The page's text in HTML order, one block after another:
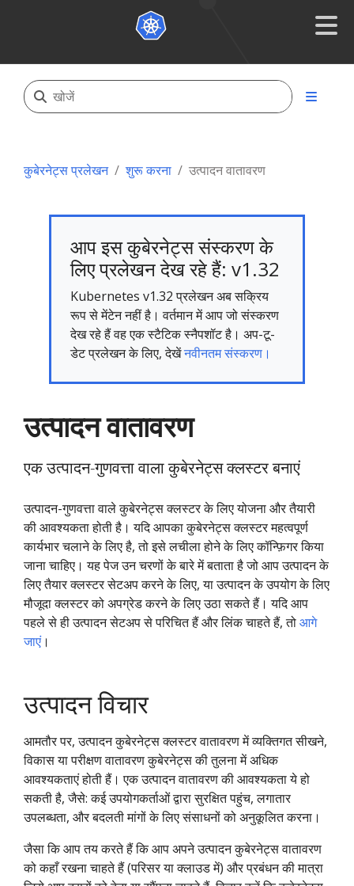
कुबेरनेट्स प्रलेखन शुरू करना उत्पादन वातावरण
आप इस कुबेरनेट्स संस्करण के
लिए प्रलेखन देख रहे हैं: v1.32
Kubernetes v1.32 प्रलेखन अब सक्रिय
रूप से मेंटेन नहीं है। वर्तमान में आप जो संस्करण
देख रहे हैं वह एक स्टैटिक स्नैपशॉट है। अप-टू-
डेट प्रलेखन के लिए, देखेंनवीनतम संस्करण।
उत्पादन वातावरण
एक उत्पादन-गुणवत्ता वाला कुबेरनेट्स क्लस्टर बनाएं
उत्पादन-गुणवत्ता वाले कुबेरनेट्स क्लस्टर के लिए योजना और तैयारी
की आवश्यकता होती है। यदि आपका कुबेरनेट्स क्लस्टर महत्वपूर्ण
कार्यभार चलाने के लिए है, तो इसे लचीला होने के लिए कॉन्फ़िगर किया
जाना चाहिए। यह पेज उन चरणों के बारे में बताता है जो आप उत्पादन के
लिए तैयार क्लस्टर सेटअप करने के लिए, या उत्पादन के उपयोग के लिए
मौजूदा क्लस्टर को अपग्रेड करने के लिए उठा सकते हैं। यदि आप
पहले से ही उत्पादन सेटअप से परिचित हैं और लिंक चाहते हैं, तोआगे
जाएं।
उत्पादन विचार
आमतौर पर, उत्पादन कुबेरनेट्स क्लस्टर वातावरण में व्यक्तिगत सीखने,
विकास या परीक्षण वातावरण कुबेरनेट्स की तुलना में अधिक
आवश्यकताएं होती हैं। एक उत्पादन वातावरण की आवश्यकता ये हो
सकती है, जैसे: कई उपयोगकर्ताओं द्वारा सुरक्षित पहुंच, लगातार
उपलब्धता, और बदलती मांगों के लिए संसाधनों को अनुकूलित करना।
जैसा कि आप तय करते हैं कि आप अपने उत्पादन कुबेरनेट्स वातावरण
को कहाँ रखना चाहते हैं (परिसर या क्लाउड में) और प्रबंधन की मात्रा